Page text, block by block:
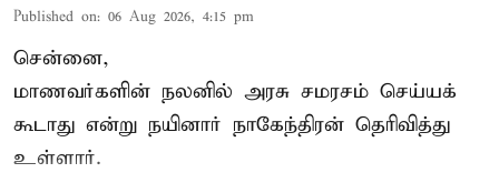
Published on: 06 Aug 2026, 4:15 pm
சென்னை,
மாணவர்களின் நலனில் அரசு சமரசம் செய்யக்
கூடாது என்று நயினார் நாகேந்திரன் தெரிவித்து
உள்ளார்.